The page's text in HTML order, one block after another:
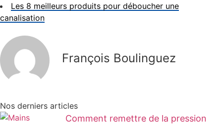
Les 8 meilleurs produits pour déboucher une
canalisation
François Boulinguez
Nos derniers articles
Comment remettre de la pression